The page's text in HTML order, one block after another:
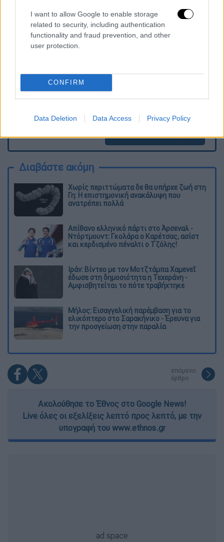
I want to allow Google to enable storage
related to security, including authentication
functionality and fraud prevention, and other
user protection.
CONFIRM
Data Deletion Data Access Privacy Policy
Τα σχολιά σας δημοσιεύονται άμεσα με δική σας ευθύνη. Το
ΕΘΝΟΣ θα παρεμβαίνει και τα προσβλητικά σχόλια θα
διαγράφονται
Διαβάστε ακόμη
Χωρίς περιττώματα δε θα υπήρχε ζωή στη
Γη: Η επιστημονική ανακάλυψη που
ανατρέπει πολλά
Απίθανο ελληνικό πάρτι στο Άρσεναλ -
Ντόρτμουντ: Γκολάρα ο Καρέτσας, ασίστ
και κερδισμένο πέναλτι ο Τζόλης!
Ιράν: Βίντεο με τον Μοτζτάμπα Χαμενεΐ
έδωσε στη δημοσιότητα η Τεχεράνη -
Αμφισβητείται το πότε τραβήχτηκε
Μήλος: Εισαγγελική παρέμβαση για το
ελικόπτερο στο Σαρακήνικο - Έρευνα για
την προσγείωση στην παραλία
επόμενο
άρθρο
Ακολούθησε το Έθνος στο Google News!
Live όλες οι εξελίξεις λεπτό προς λεπτό, με την
υπογραφή του www.ethnos.gr